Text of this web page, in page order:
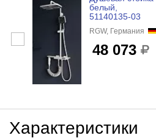
белый,
51140135-03
RGW, Германия
48 073
Характеристики